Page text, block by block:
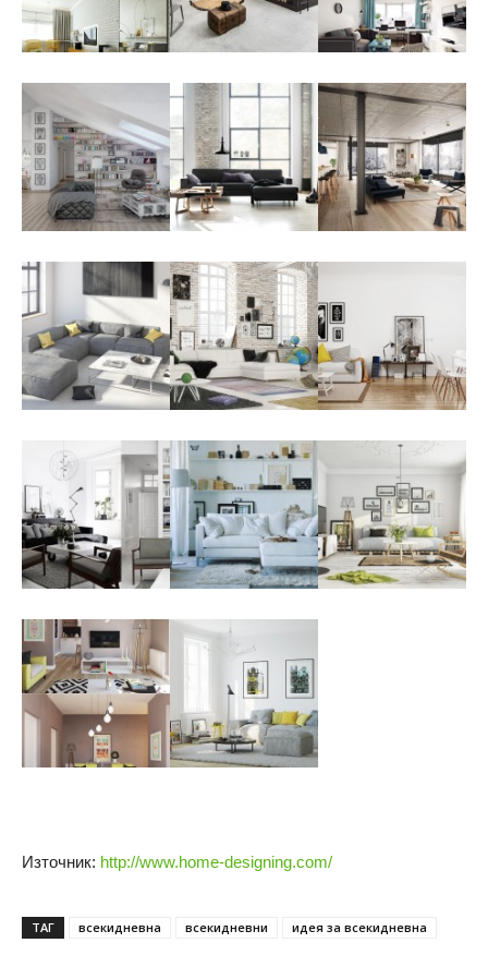
Източник: http://www.home-designing.com/
ТАГ всекидневна всекидневни идея за всекидневна